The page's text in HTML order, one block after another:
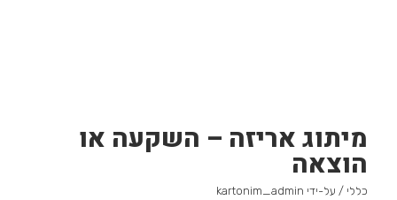
מיתוג אריזה – השקעה או
הוצאה
כללי / על-ידי kartonim_admin